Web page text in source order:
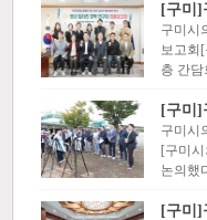
[구미]
구미시
보고회
층 간담
[구미]
구미시
[구미
논의했
[구미]